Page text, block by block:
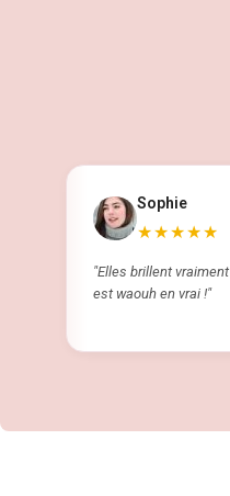
Sophie
★★★★★
"Elles brillent
est waouh en vrai !"